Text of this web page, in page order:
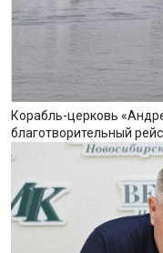
Корабль-церковь
благотворительный